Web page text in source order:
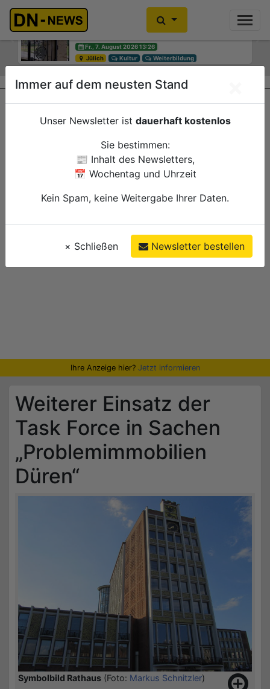
Einbrecher im Kleiderschrank
gefunden
Fr., 7. August 2026 10:30
Düren
Polizei
Previous
Ihre Anzeige hier? Jetzt informieren
Weiterer Einsatz der
Task Force in Sachen
„Problemimmobilien
Düren“
Symbolbild Rathaus (Foto: Markus Schnitzler)
Immer auf dem neusten Stand
Unser Newsletter ist dauerhaft kostenlos
Sie bestimmen:
📰 Inhalt des Newsletters,
📅 Wochentag und Uhrzeit
Kein Spam, keine Weitergabe Ihrer Daten.
× Schließen Newsletter bestellen